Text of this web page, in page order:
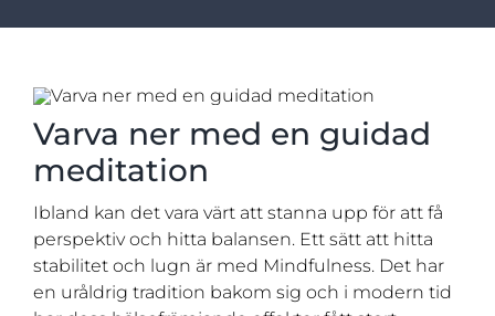
Varva ner med en guidad
meditation
Ibland kan det vara värt att stanna upp för att få
perspektiv och hitta balansen. Ett sätt att hitta
stabilitet och lugn är med Mindfulness. Det har
en uråldrig tradition bakom sig och i modern tid